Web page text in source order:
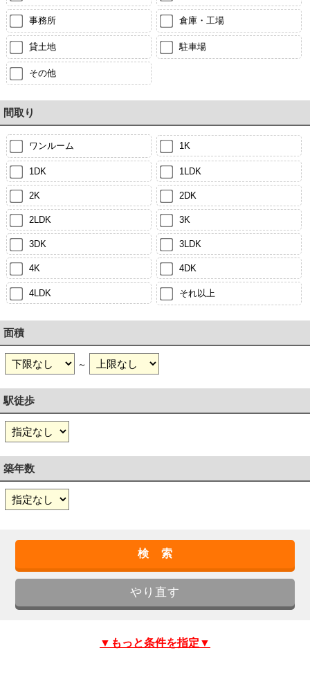
事務所 倉庫・工場
貸土地 駐車場
その他
間取り
ワンルーム 1K
1DK 1LDK
2K 2DK
2LDK 3K
3DK 3LDK
4K 4DK
4LDK それ以上
面積
～
駅徒歩
築年数
▼もっと条件を指定▼